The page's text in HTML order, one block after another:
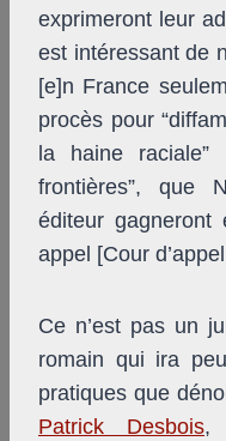
exprimeront leur
est intéressant de
[e]n France
procès pour
la haine raciale”
frontières”, que
éditeur
appel [Cour
Ce n’est pas un
romain qui ira
pratiques que
Patrick Desbois,